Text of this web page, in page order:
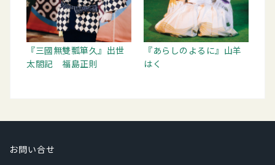
『三國無雙瓢箪久』出世
太閤記 福島正則
『あらしのよるに』山羊
はく
お問い合せ